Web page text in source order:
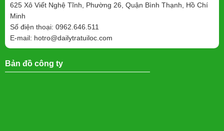
625 Xô Viết Nghệ Tĩnh, Phường 26, Quận Bình Thạnh, Hồ Chí
Minh
Số điện thoại: 0962.646.511
E-mail: hotro@dailytratuiloc.com
Bản đồ công ty